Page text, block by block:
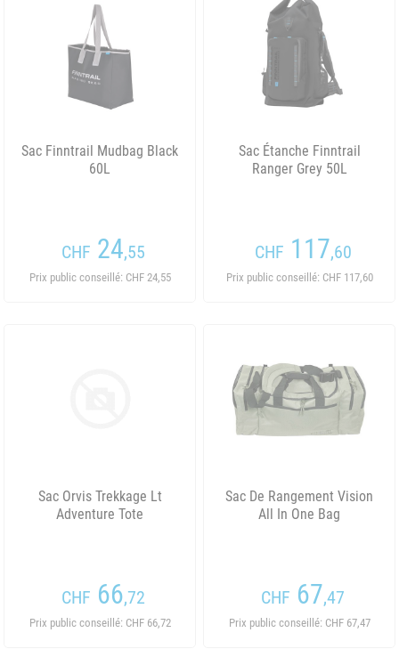
Sac Finntrail Mudbag Black
60L
CHF 24,55
Prix public conseillé: CHF 24,55
Sac Étanche Finntrail
Ranger Grey 50L
CHF 117,60
Prix public conseillé: CHF 117,60
Sac Orvis Trekkage Lt
Adventure Tote
CHF 66,72
Prix public conseillé: CHF 66,72
Sac De Rangement Vision
All In One Bag
CHF 67,47
Prix public conseillé: CHF 67,47